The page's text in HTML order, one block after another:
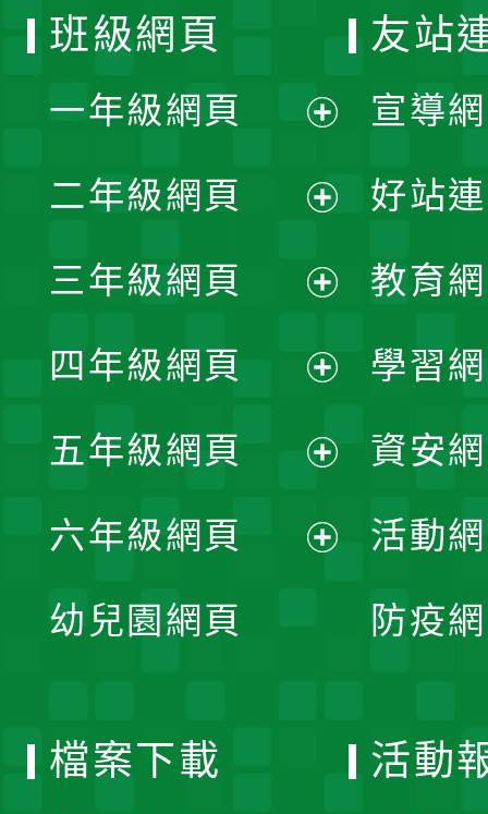
班級網頁
一年級網頁
開
選
單
二年級網頁
開
選
單
三年級網頁
開
選
單
四年級網頁
開
選
五年級網頁
開
六年級網頁
幼兒園網頁
友站
宣導
好站
教育
學習
資安
活動
防疫
檔案下載 活動